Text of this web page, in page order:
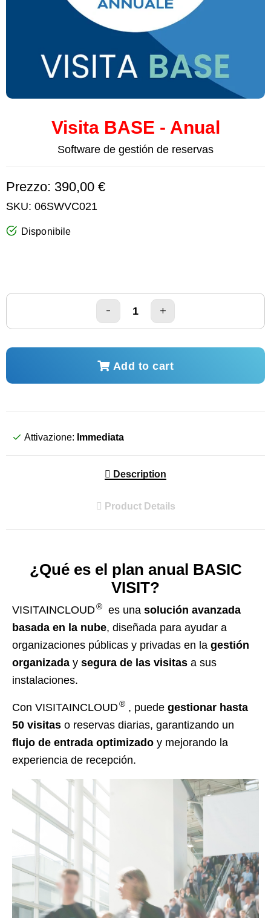
Visita BASE - Anual
Software de gestión de reservas
Prezzo: 390,00 €
SKU: 06SWVC021
Disponibile
Add to cart
Attivazione: Immediata
Description
Product Details
¿Qué es el plan anual BASIC
VISIT?
VISITAINCLOUD® es una solución avanzada
basada en la nube, diseñada para ayudar a
organizaciones públicas y privadas en la gestión
organizada y segura de las visitas a sus
instalaciones.
Con VISITAINCLOUD® , puede gestionar hasta
50 visitas o reservas diarias, garantizando un
flujo de entrada optimizado y mejorando la
experiencia de recepción.